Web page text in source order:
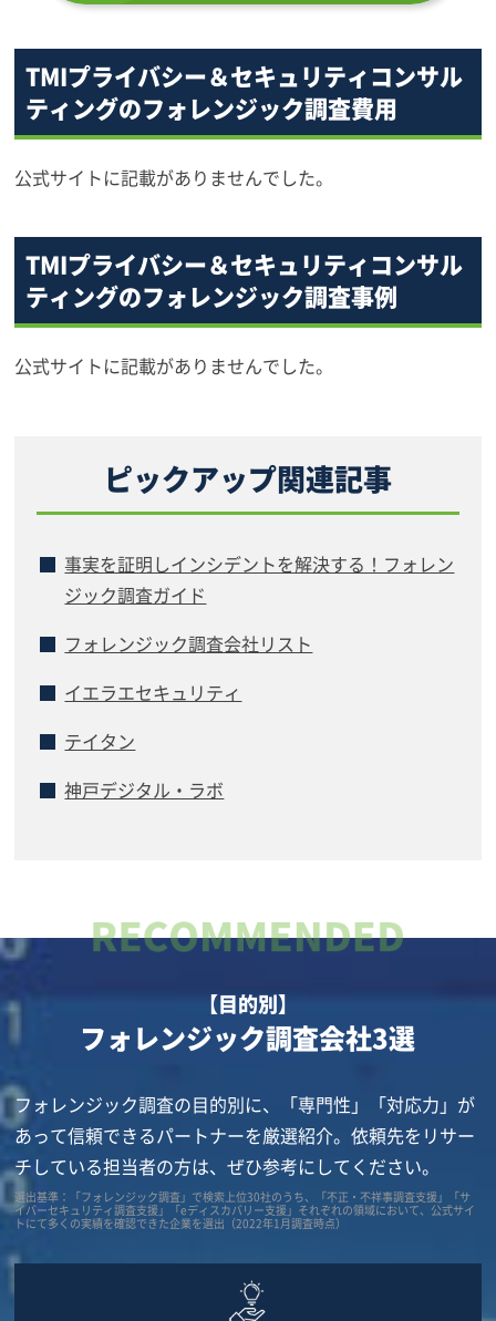
TMIプライバシー＆セキュリティコンサル
ティングのフォレンジック調査費用
公式サイトに記載がありませんでした。
TMIプライバシー＆セキュリティコンサル
ティングのフォレンジック調査事例
公式サイトに記載がありませんでした。
ピックアップ関連記事
事実を証明しインシデントを解決する！フォレン
ジック調査ガイド
フォレンジック調査会社リスト
イエラエセキュリティ
テイタン
神戸デジタル・ラボ
【目的別】
フォレンジック調査会社3選
フォレンジック調査の目的別に、「専門性」「対応力」が
あって信頼できるパートナーを厳選紹介。依頼先をリサー
チしている担当者の方は、ぜひ参考にしてください。
選出基準：「フォレンジック調査」で検索上位30社のうち、「不正・不祥事調査支援」「サ
イバーセキュリティ調査支援」「eディスカバリー支援」それぞれの領域において、公式サイ
トにて多くの実績を確認できた企業を選出（2022年1月調査時点）